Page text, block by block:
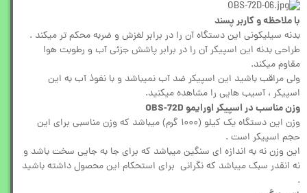
با ملاحظه و کاربر پسند
بدنه سیلیکونی این دستگاه آن را در برابر لغزش و ضربه محکم تر میکند .
طراحی بدنه این اسپیکر آن را در برابر پاشش جزئی آب و رطوبت هوا
مقاوم میکند.
ولی مراقب باشید این اسپیکر ضد آب نمیباشد و با نفوذ آب به این
اسپیکر ، آسیب هایی را مشاهده میکنید.
وزن مناسب در اسپیکر اورایمو OBS-72D
وزن این دستگاه یک کیلو (۱۰۰۰ گرم) میباشد که وزن مناسبی برای این
حجم اسپیکر است .
این وزن نه به اندازه ای سنگین میباشد که برای جا به جایی سخت باشد و
نه انقدر سبک میباشد که نگرانی برای استحکام این محصول داشته باشید
.